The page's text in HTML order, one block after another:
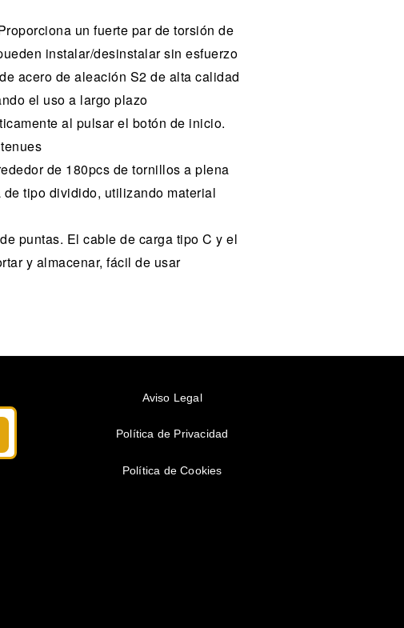
un fuerte par de torsión de
instalar/desinstalar sin esfuerzo
acero de aleación S2 de alta calidad
el uso a largo plazo
al pulsar el botón de inicio.
de 180pcs de tornillos a plena
tipo dividido, utilizando material
puntas. El cable de carga tipo C y el
y almacenar, fácil de usar
Aviso Legal
Política de Privacidad
Política de Cookies